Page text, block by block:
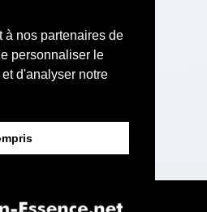
à nos partenaires de
personnaliser le
d'analyser notre